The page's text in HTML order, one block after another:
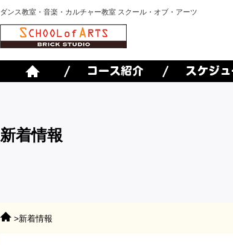
ダンス教室・音楽・カルチャー教室 スクール・オブ・アーツ
新着情報
>新着情報